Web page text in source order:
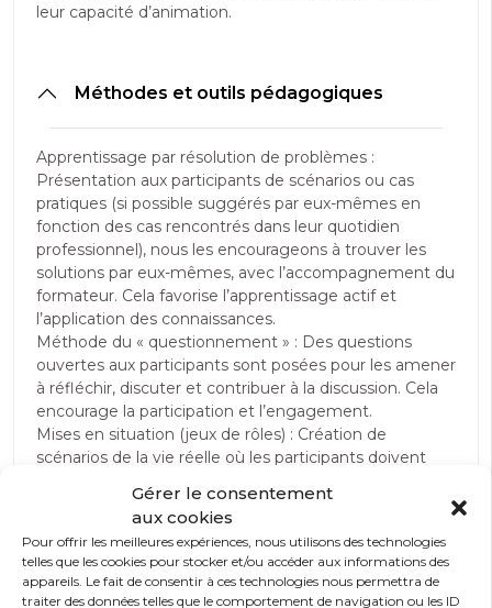
Gérer le consentement
aux cookies
Pour offrir les meilleures expériences, nous utilisons des technologies
telles que les cookies pour stocker et/ou accéder aux informations des
appareils. Le fait de consentir à ces technologies nous permettra de
traiter des données telles que le comportement de navigation ou les ID
leur capacité d’animation.
Méthodes et outils pédagogiques
Apprentissage par résolution de problèmes :
Présentation aux participants de scénarios ou cas
pratiques (si possible suggérés par eux-mêmes en
fonction des cas rencontrés dans leur quotidien
professionnel), nous les encourageons à trouver les
solutions par eux-mêmes, avec l’accompagnement du
formateur. Cela favorise l’apprentissage actif et
l’application des connaissances.
Méthode du « questionnement » : Des questions
ouvertes aux participants sont posées pour les amener
à réfléchir, discuter et contribuer à la discussion. Cela
encourage la participation et l’engagement.
Mises en situation (jeux de rôles) : Création de
scénarios de la vie réelle où les participants doivent
concepts appris dans des situations pratiques.
Études de cas : Utilisation d’ études de cas réels ou
fictifs pour illustrer des concepts théoriques. Les
participants peuvent analyser ces cas et discuter des
solutions possibles.